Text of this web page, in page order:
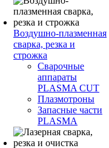
Воздушно-плазменная
сварка, резка и
строжка
Сварочные
аппараты
PLASMA CUT
Плазмотроны
Запасные части
PLASMA